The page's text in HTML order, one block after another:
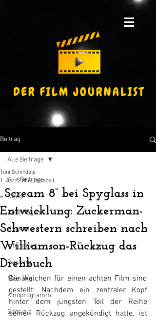
Beitrag
Alle Beiträge
News
Reportagen
Kritiken
Interviews
Ranking
Meinung
Kinoprogramm
Specials
Alle Beiträge
„Scream 8“ bei Spyglass in
Entwicklung: Zuckerman-
Schwestern schreiben nach
Williamson-Rückzug das
Drehbuch
Toni Schindele
1. Apr. 2 Min. Lesezeit
Die Weichen für einen achten Film sind
gestellt: Nachdem ein zentraler Kopf
hinter dem jüngsten Teil der Reihe
seinen Rückzug angekündigt hatte, ist